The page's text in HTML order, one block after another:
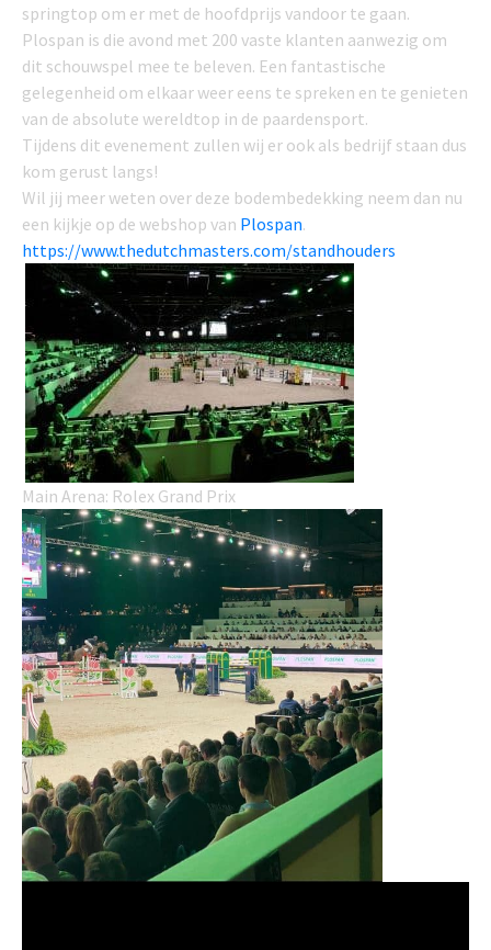
springtop om er met de hoofdprijs vandoor te gaan.
Plospan is die avond met 200 vaste klanten aanwezig om
dit schouwspel mee te beleven. Een fantastische
gelegenheid om elkaar weer eens te spreken en te genieten
van de absolute wereldtop in de paardensport.
Tijdens dit evenement zullen wij er ook als bedrijf staan dus
kom gerust langs!
Wil jij meer weten over deze bodembedekking neem dan nu
een kijkje op de webshop van Plospan.
https://www.thedutchmasters.com/standhouders
Main Arena: Rolex Grand Prix